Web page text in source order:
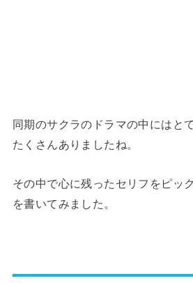
同期のサクラのドラマの中にはと
たくさんありましたね。
その中で心に残ったセリフをピッ
を書いてみました。